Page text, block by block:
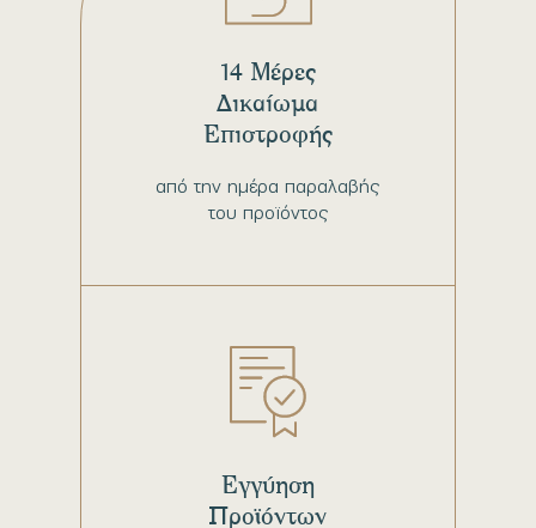
από την ημέρα παραλαβής
του προϊόντος
14 Μέρες
Δικαίωμα
Επιστροφής
Εγγύηση
Προϊόντων